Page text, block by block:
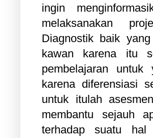
ingin
melaksanakan
Diagnostik baik
kawan karena itu
pembelajaran untuk
karena diferensiasi
untuk itulah
membantu sejauh
terhadap suatu